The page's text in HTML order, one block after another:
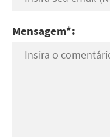
Mensagem*: